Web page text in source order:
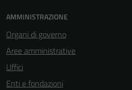
AMMINISTRAZIONE
Organi di governo
Aree amministrative
Uffici
Enti e fondazioni